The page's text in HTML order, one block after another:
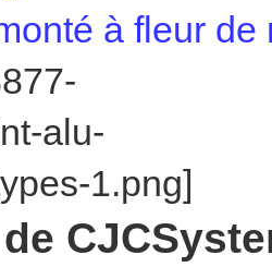
à fleur